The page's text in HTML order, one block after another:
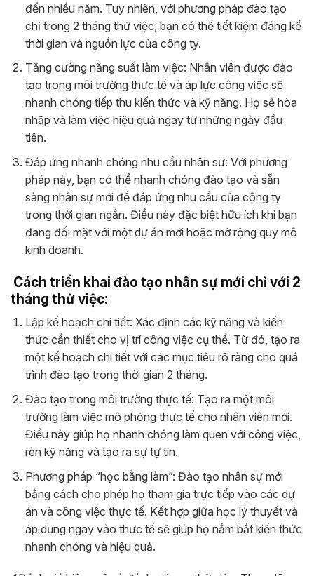
đến nhiều năm. Tuy nhiên, với phương pháp đào tạo
chỉ trong 2 tháng thử việc, bạn có thể tiết kiệm đáng kể
thời gian và nguồn lực của công ty.
Tăng cường năng suất làm việc: Nhân viên được đào
tạo trong môi trường thực tế và áp lực công việc sẽ
nhanh chóng tiếp thu kiến thức và kỹ năng. Họ sẽ hòa
nhập và làm việc hiệu quả ngay từ những ngày đầu
tiên.
Đáp ứng nhanh chóng nhu cầu nhân sự: Với phương
pháp này, bạn có thể nhanh chóng đào tạo và sẵn
sàng nhân sự mới để đáp ứng nhu cầu của công ty
trong thời gian ngắn. Điều này đặc biệt hữu ích khi bạn
đang đối mặt với một dự án mới hoặc mở rộng quy mô
kinh doanh.
Cách triển khai đào tạo nhân sự mới chỉ với 2
tháng thử việc:
Lập kế hoạch chi tiết: Xác định các kỹ năng và kiến
thức cần thiết cho vị trí công việc cụ thể. Từ đó, tạo ra
một kế hoạch chi tiết với các mục tiêu rõ ràng cho quá
trình đào tạo trong thời gian 2 tháng.
Đào tạo trong môi trường thực tế: Tạo ra một môi
trường làm việc mô phỏng thực tế cho nhân viên mới.
Điều này giúp họ nhanh chóng làm quen với công việc,
rèn kỹ năng và tạo ra sự tự tin.
Phương pháp “học bằng làm”: Đào tạo nhân sự mới
bằng cách cho phép họ tham gia trực tiếp vào các dự
án và công việc thực tế. Kết hợp giữa học lý thuyết và
áp dụng ngay vào thực tế sẽ giúp họ nắm bắt kiến thức
nhanh chóng và hiệu quả.